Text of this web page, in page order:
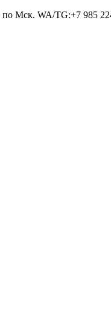
по Мcк. WA/TG:+7 985